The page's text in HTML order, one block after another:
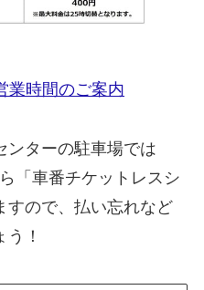
業時間のご案内
ンターの駐車場では
「車番チケットレスシ
すので、払い忘れなど
！